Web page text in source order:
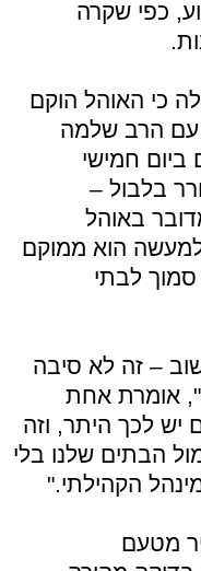
כפי שקרה
כי האוהל הוקם
עם הרב שלמה
חמישי
בלבול –
באוהל
הוא ממוקם
לבתי
– זה לא סיבה
אומרת אחת
יש לכך היתר, וזה
הבתים שלנו בלי
הקהילתי."
מטעם